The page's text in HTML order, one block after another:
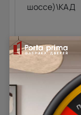
шоссе)\КАД
Доставка в
дилера в данном
сайта,
магазина.